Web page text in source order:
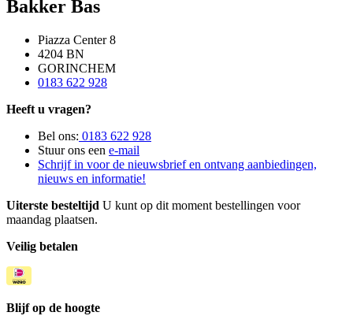
Bakker Bas
Piazza Center 8
4204 BN
GORINCHEM
0183 622 928
Heeft u vragen?
Bel ons: 0183 622 928
Stuur ons een e-mail
Schrijf in voor de nieuwsbrief en ontvang aanbiedingen,
nieuws en informatie!
Uiterste besteltijd U kunt op dit moment bestellingen voor
maandag plaatsen.
Veilig betalen
Blijf op de hoogte